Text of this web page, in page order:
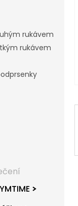
rukávem
rukávem